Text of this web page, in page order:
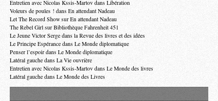
Entretien avec Nicolas Kssis-Martov dans Libération
Voleurs de poules ! dans En attendant Nadeau
Let The Record Show sur En attendant Nadeau
The Rebel Girl sur Bibliothèque Fahrenheit 451
Le Jeune Victor Serge dans la Revue des livres et des idées
Le Principe Espérance dans Le Monde diplomatique
Penser l’espoir dans Le Monde diplomatique
Latéral gauche dans La Vie ouvrière
Entretien avec Nicolas Kssis-Martov dans Le Monde des livres
Latéral gauche dans Le Monde des Livres